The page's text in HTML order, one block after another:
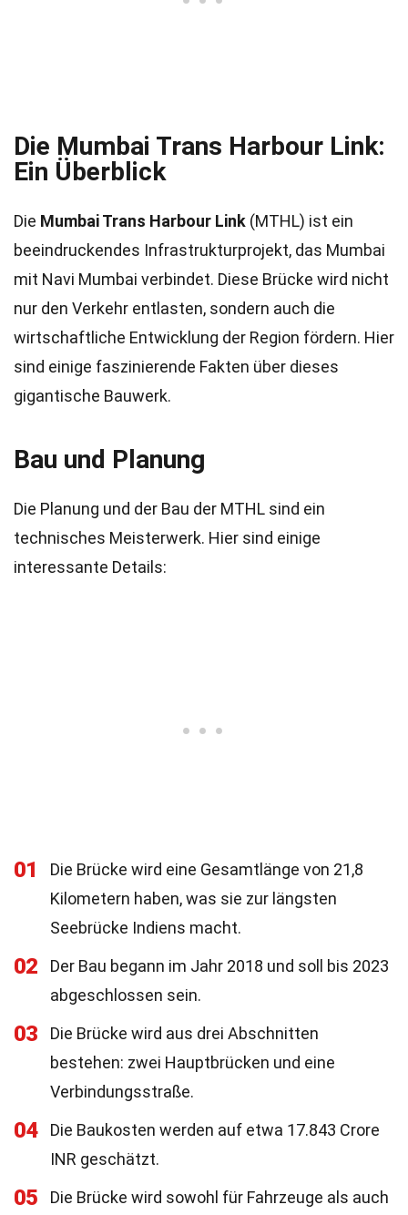
Die Mumbai Trans Harbour Link:
Ein Überblick
Die Mumbai Trans Harbour Link (MTHL) ist ein
beeindruckendes Infrastrukturprojekt, das Mumbai
mit Navi Mumbai verbindet. Diese Brücke wird nicht
nur den Verkehr entlasten, sondern auch die
wirtschaftliche Entwicklung der Region fördern. Hier
sind einige faszinierende Fakten über dieses
gigantische Bauwerk.
Bau und Planung
Die Planung und der Bau der MTHL sind ein
technisches Meisterwerk. Hier sind einige
interessante Details:
01
Die Brücke wird eine Gesamtlänge von 21,8
Kilometern haben, was sie zur längsten
Seebrücke Indiens macht.
02
Der Bau begann im Jahr 2018 und soll bis 2023
abgeschlossen sein.
03
Die Brücke wird aus drei Abschnitten
bestehen: zwei Hauptbrücken und eine
Verbindungsstraße.
04
Die Baukosten werden auf etwa 17.843 Crore
INR geschätzt.
05 Die Brücke wird sowohl für Fahrzeuge als auch